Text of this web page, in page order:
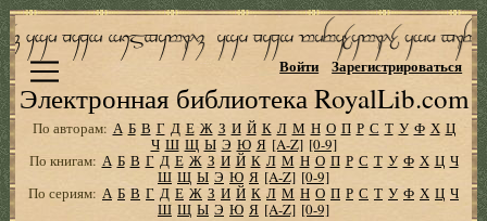
Электронная библиотека RoyalLib.com
Войти Зарегистрироваться
По авторам: А Б В Г Д Е Ж З И Й К Л М Н О П Р С Т У Ф Х Ц
Ч Ш Щ Ы Э Ю Я [A-Z] [0-9]
По книгам: А Б В Г Д Е Ж З И Й К Л М Н О П Р С Т У Ф Х Ц Ч
Ш Щ Ы Э Ю Я [A-Z] [0-9]
По сериям: А Б В Г Д Е Ж З И Й К Л М Н О П Р С Т У Ф Х Ц Ч
Ш Щ Ы Э Ю Я [A-Z] [0-9]